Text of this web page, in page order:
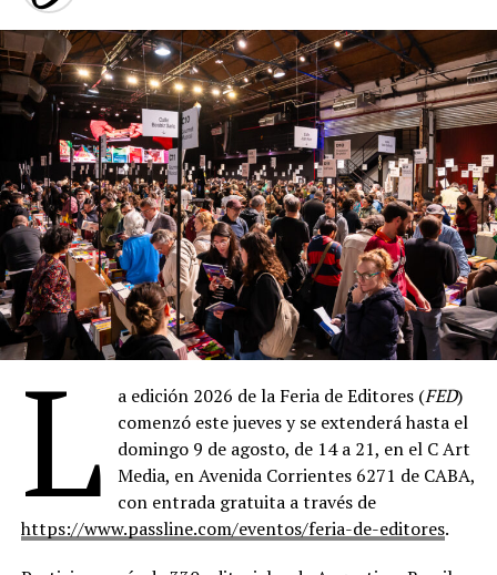
L a edición 2026 de la Feria de Editores (FED)
comenzó este jueves y se extenderá hasta el
domingo 9 de agosto, de 14 a 21, en el C Art
Media, en Avenida Corrientes 6271 de CABA,
con entrada gratuita a través de
https://www.passline.com/eventos/feria-de-editores.